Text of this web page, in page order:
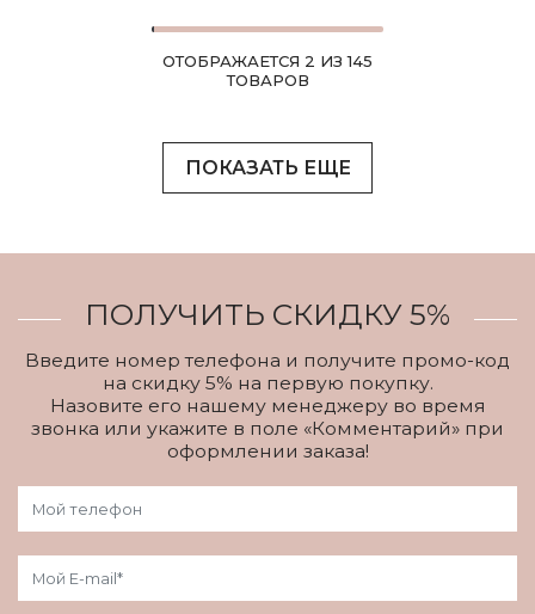
ОТОБРАЖАЕТСЯ 2 ИЗ 145
ТОВАРОВ
ПОКАЗАТЬ ЕЩЕ
ПОЛУЧИТЬ СКИДКУ 5%
Введите номер телефона и получите промо-код
на скидку 5% на первую покупку.
Назовите его нашему менеджеру во время
звонка или укажите в поле «Комментарий» при
оформлении заказа!